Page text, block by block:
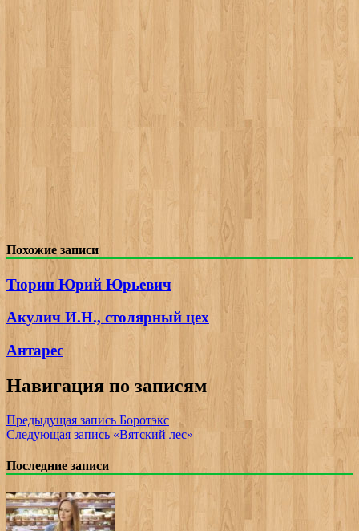
Похожие записи
Тюрин Юрий Юрьевич
Акулич И.Н., столярный цех
Антарес
Навигация по записям
Предыдущая запись Боротэкс
Следующая запись «Вятский лес»
Последние записи